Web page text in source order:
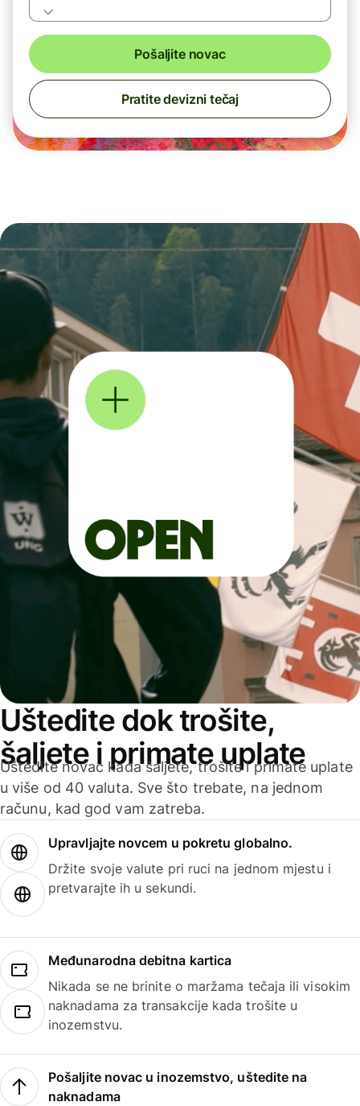
Pošaljite novac
Pratite devizni tečaj
Uštedite dok trošite,
šaljete i primate uplate
Uštedite novac kada šaljete, trošite i primate uplate
u više od 40 valuta. Sve što trebate, na jednom
računu, kad god vam zatreba.
Upravljajte novcem u pokretu globalno.
Držite svoje valute pri ruci na jednom mjestu i
pretvarajte ih u sekundi.
Međunarodna debitna kartica
Nikada se ne brinite o maržama tečaja ili visokim
naknadama za transakcije kada trošite u
inozemstvu.
Pošaljite novac u inozemstvo, uštedite na
naknadama